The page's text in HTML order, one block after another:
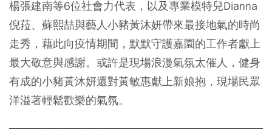
楊張建南等6位社會力代表，以及專業模特兒Dianna
倪菈、蘇熙喆與藝人小豬黃沐妍帶來最接地氣的時尚
走秀，藉此向疫情期間，默默守護嘉園的工作者獻上
最大敬意與感謝。或許是現場浪漫氣氛太催人，健身
有成的小豬黃沐妍還對黃敏惠獻上新娘抱，現場民眾
洋溢著輕鬆歡樂的氣氛。